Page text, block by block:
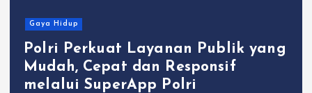
Gaya Hidup
Polri Perkuat Layanan Publik yang
Mudah, Cepat dan Responsif
melalui SuperApp Polri